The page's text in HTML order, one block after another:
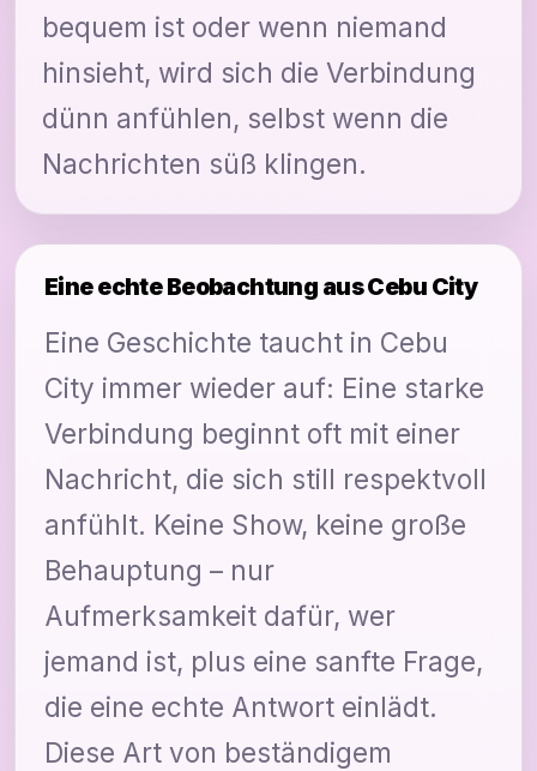
bequem ist oder wenn niemand
hinsieht, wird sich die Verbindung
dünn anfühlen, selbst wenn die
Nachrichten süß klingen.
Eine echte Beobachtung aus Cebu City
Eine Geschichte taucht in Cebu
City immer wieder auf: Eine starke
Verbindung beginnt oft mit einer
Nachricht, die sich still respektvoll
anfühlt. Keine Show, keine große
Behauptung – nur
Aufmerksamkeit dafür, wer
jemand ist, plus eine sanfte Frage,
die eine echte Antwort einlädt.
Diese Art von beständigem